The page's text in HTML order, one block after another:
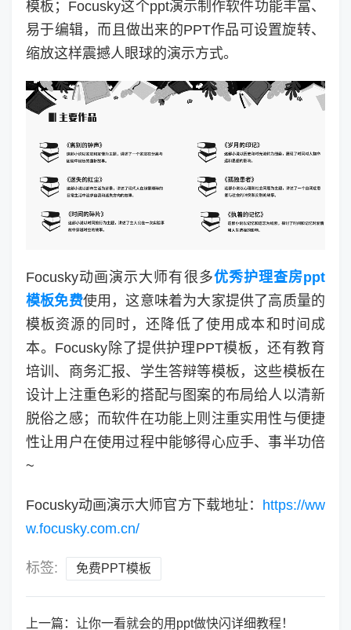
模板；Focusky这个ppt演示制作软件功能丰富、
易于编辑，而且做出来的PPT作品可设置旋转、
缩放这样震撼人眼球的演示方式。
Focusky动画演示大师有很多优秀护理查房ppt
模板免费使用，这意味着为大家提供了高质量的
模板资源的同时，还降低了使用成本和时间成
本。Focusky除了提供护理PPT模板，还有教育
培训、商务汇报、学生答辩等模板，这些模板在
设计上注重色彩的搭配与图案的布局给人以清新
脱俗之感；而软件在功能上则注重实用性与便捷
性让用户在使用过程中能够得心应手、事半功倍
~
Focusky动画演示大师官方下载地址： https://ww
w.focusky.com.cn/
标签: 免费PPT模板
上一篇： 让你一看就会的用ppt做快闪详细教程！